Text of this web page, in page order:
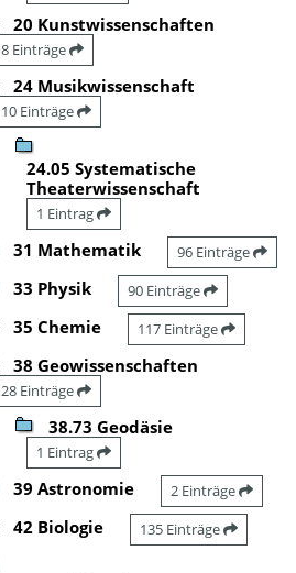
20 Kunstwissenschaften
8 Einträge
24 Musikwissenschaft
10 Einträge
24.05 Systematische
Theaterwissenschaft
1 Eintrag
31 Mathematik 96 Einträge
33 Physik 90 Einträge
35 Chemie 117 Einträge
38 Geowissenschaften
28 Einträge
38.73 Geodäsie
1 Eintrag
39 Astronomie 2 Einträge
42 Biologie 135 Einträge